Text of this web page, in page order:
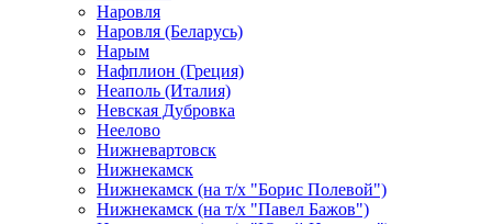
Наровля
Наровля (Беларусь)
Нарым
Нафплион (Греция)
Неаполь (Италия)
Невская Дубровка
Неелово
Нижневартовск
Нижнекамск
Нижнекамск (на т/х "Борис Полевой")
Нижнекамск (на т/х "Павел Бажов")